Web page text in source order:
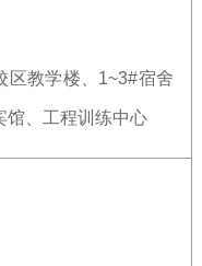
区教学楼、1~3#宿舍
馆、工程训练中心